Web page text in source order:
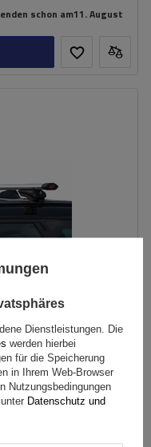
schon am11. August
und
Dienstleistungen. Die
werden hierbei
für die Speicherung
in Ihrem Web-Browser
Nutzungsbedingungen
Datenschutz und